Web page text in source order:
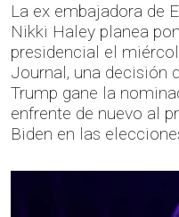
La ex embajadora de
Nikki Haley planea
presidencial el
Journal, una decisión
Trump gane la
enfrente de nuevo al
Biden en las